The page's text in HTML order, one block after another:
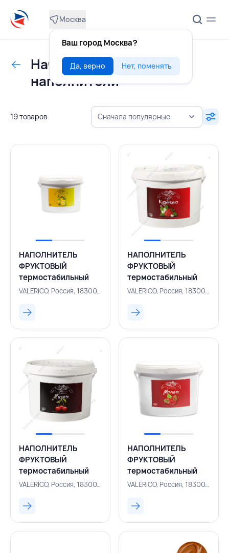
Москва
Ваш город Москва?
Да, верно Нет, поменять
Начинки, пралине,
наполнители
19 товаров Сначала популярные
НАПОЛНИТЕЛЬ
ФРУКТОВЫЙ
термостабильный
лимон 13 кг,
VALERICO, Россия, 183001057
НАПОЛНИТЕЛЬ
ФРУКТОВЫЙ
термостабильный
клубника 13 кг,
VALERICO, Россия, 183001058
НАПОЛНИТЕЛЬ
ФРУКТОВЫЙ
термостабильный
вишня 13 кг,
VALERICO, Россия, 183001059
НАПОЛНИТЕЛЬ
ФРУКТОВЫЙ
термостабильный
малина 13 кг,
VALERICO, Россия, 183001063